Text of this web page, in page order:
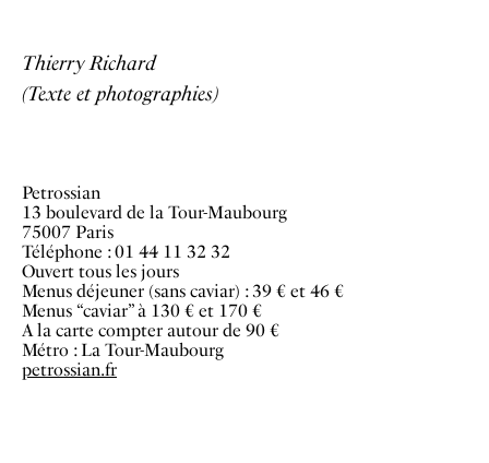
Thierry Richard
(Texte et photographies)
Petrossian
13 boulevard de la Tour-Maubourg
75007 Paris
Téléphone : 01 44 11 32 32
Ouvert tous les jours
Menus déjeuner (sans caviar) : 39 € et 46 €
Menus “caviar” à 130 € et 170 €
A la carte compter autour de 90 €
Métro : La Tour-Maubourg
petrossian.fr